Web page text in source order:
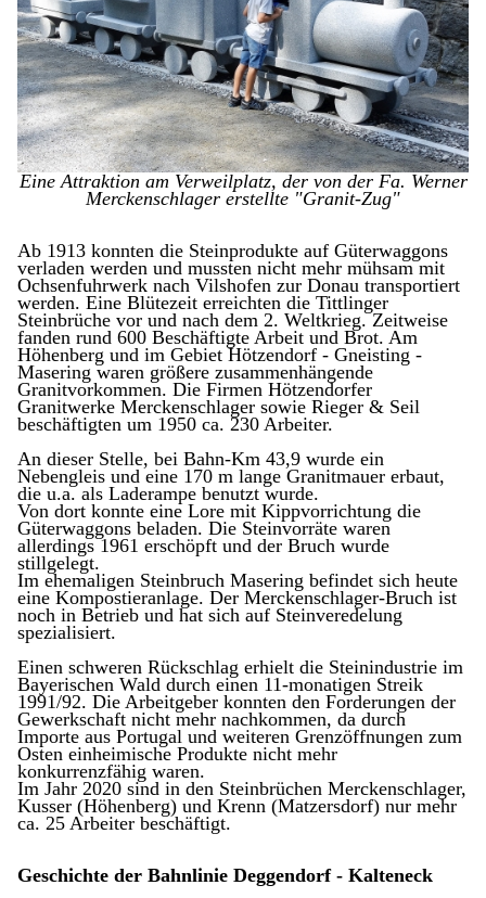
Eine Attraktion am Verweilplatz, der von der Fa. Werner
Merckenschlager erstellte "Granit-Zug"
Ab 1913 konnten die Steinprodukte auf Güterwaggons
verladen werden und mussten nicht mehr mühsam mit
Ochsenfuhr­werk nach Vilshofen zur Donau transportiert
werden. Eine Blütezeit er­reichten die Tittlinger
Steinbrüche vor und nach dem 2. Weltkrieg. Zeitweise
fanden rund 600 Be­schäftigte Arbeit und Brot. Am
Höhenberg und im Gebiet Hötzendorf - Gneis­ting -
Masering waren größere zusammenhängende
Granitvorkommen. Die Firmen Hötzendorfer
Granitwerke Mercken­schlager sowie Rieger & Seil
beschäftigten um 1950 ca. 230 Arbeiter.
An dieser Stelle, bei Bahn-Km 43,9 wurde ein
Nebengleis und eine 170 m lange Granitmauer er­baut,
die u.a. als Laderam­pe benutzt wurde.
Von dort konnte eine Lore mit Kippvorrichtung die
Güterwaggons beladen. Die Steinvorräte waren
allerdings 1961 er­schöpft und der Bruch wurde
stillgelegt.
Im ehemaligen Steinbruch Masering befindet sich heute
eine Kompostieranlage. Der Merckenschla­ger-Bruch ist
noch in Betrieb und hat sich auf Steinveredelung
spezialisiert.
Einen schweren Rückschlag erhielt die Steinindustrie im
Bayerischen Wald durch einen 11-monati­gen Streik
1991/92. Die Arbeitgeber konnten den Forderungen der
Gewerkschaft nicht mehr nach­kommen, da durch
Importe aus Portugal und wei­teren Grenzöffnungen zum
Osten einheimische Produkte nicht mehr
konkurrenzfähig waren.
Im Jahr 2020 sind in den Steinbrüchen Merckenschlager,
Kusser (Höhenberg) und Krenn (Mat­zersdorf) nur mehr
ca. 25 Arbeiter beschäftigt.
Geschichte der Bahnlinie Deggendorf - Kalteneck